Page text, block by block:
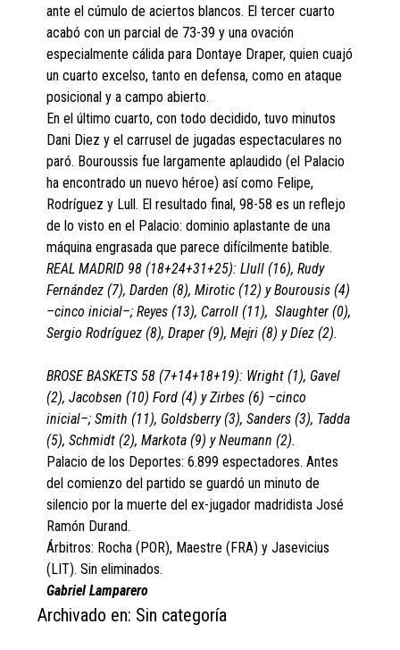
ante el cúmulo de aciertos blancos. El tercer cuarto
acabó con un parcial de 73-39 y una ovación
especialmente cálida para Dontaye Draper, quien cuajó
un cuarto excelso, tanto en defensa, como en ataque
posicional y a campo abierto.
En el último cuarto, con todo decidido, tuvo minutos
Dani Diez y el carrusel de jugadas espectaculares no
paró. Bouroussis fue largamente aplaudido (el Palacio
ha encontrado un nuevo héroe) así como Felipe,
Rodríguez y Lull. El resultado final, 98-58 es un reflejo
de lo visto en el Palacio: dominio aplastante de una
máquina engrasada que parece difícilmente batible.
REAL MADRID 98 (18+24+31+25): Llull (16), Rudy
Fernández (7), Darden (8), Mirotic (12) y Bourousis (4)
–cinco inicial–; Reyes (13), Carroll (11), Slaughter (0),
Sergio Rodríguez (8), Draper (9), Mejri (8) y Díez (2).
BROSE BASKETS 58 (7+14+18+19): Wright (1), Gavel
(2), Jacobsen (10) Ford (4) y Zirbes (6) –cinco
inicial–; Smith (11), Goldsberry (3), Sanders (3), Tadda
(5), Schmidt (2), Markota (9) y Neumann (2).
Palacio de los Deportes: 6.899 espectadores. Antes
del comienzo del partido se guardó un minuto de
silencio por la muerte del ex-jugador madridista José
Ramón Durand.
Árbitros: Rocha (POR), Maestre (FRA) y Jasevicius
(LIT). Sin eliminados.
Gabriel Lamparero
Archivado en: Sin categoría